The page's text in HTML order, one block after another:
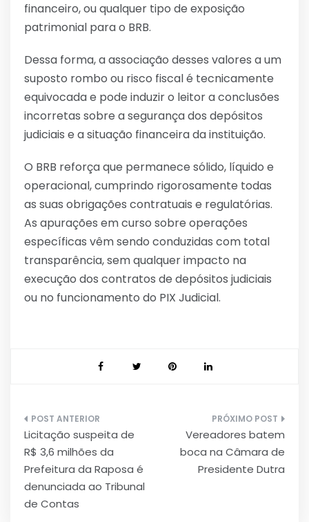
financeiro, ou qualquer tipo de exposição
patrimonial para o BRB.
Dessa forma, a associação desses valores a um
suposto rombo ou risco fiscal é tecnicamente
equivocada e pode induzir o leitor a conclusões
incorretas sobre a segurança dos depósitos
judiciais e a situação financeira da instituição.
O BRB reforça que permanece sólido, líquido e
operacional, cumprindo rigorosamente todas
as suas obrigações contratuais e regulatórias.
As apurações em curso sobre operações
específicas vêm sendo conduzidas com total
transparência, sem qualquer impacto na
execução dos contratos de depósitos judiciais
ou no funcionamento do PIX Judicial.
Navegação
de
Post
Licitação suspeita de
R$ 3,6 milhões da
Prefeitura da Raposa é
denunciada ao Tribunal
de Contas
Vereadores batem
boca na Câmara de
Presidente Dutra